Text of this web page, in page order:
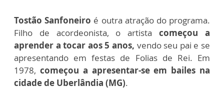
Tostão Sanfoneiro é outra atração do programa.
Filho de acordeonista, o artista começou a
aprender a tocar aos 5 anos, vendo seu pai e se
apresentando em festas de Folias de Rei. Em
1978, começou a apresentar-se em bailes na
cidade de Uberlândia (MG).